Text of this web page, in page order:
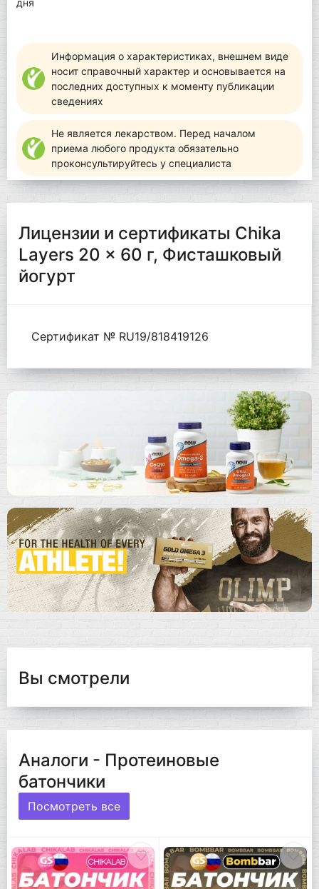
дня
Информация о характеристиках, внешнем виде
носит справочный характер и основывается на
последних доступных к моменту публикации
сведениях
Не является лекарством. Перед началом
приема любого продукта обязательно
проконсультируйтесь у специалиста
Лицензии и сертификаты Chika
Layers 20 x 60 г, Фисташковый
йогурт
Сертификат № RU19/818419126
Вы смотрели
Аналоги - Протеиновые
батончики
Посмотреть все